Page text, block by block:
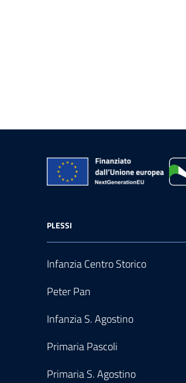
PLESSI
Infanzia Centro Storico
Peter Pan
Infanzia S. Agostino
Primaria Pascoli
Primaria S. Agostino